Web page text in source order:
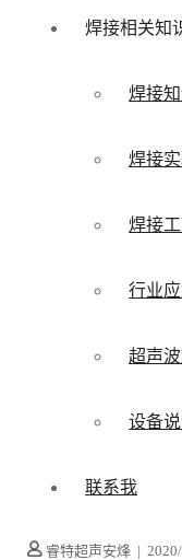
焊接相关知
焊接
焊接
焊接
行业应
超声
设备
联系我
睿特超声安烽 |